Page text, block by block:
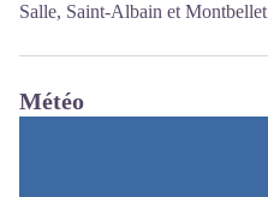
Salle, Saint-Albain et Montbellet
Météo